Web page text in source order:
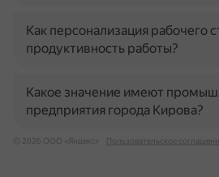
Как персонализация рабочего
продуктивность работы?
Какое значение имеют
предприятия города Кирова?
© 2026 ООО «Яндекс» Пользовательское